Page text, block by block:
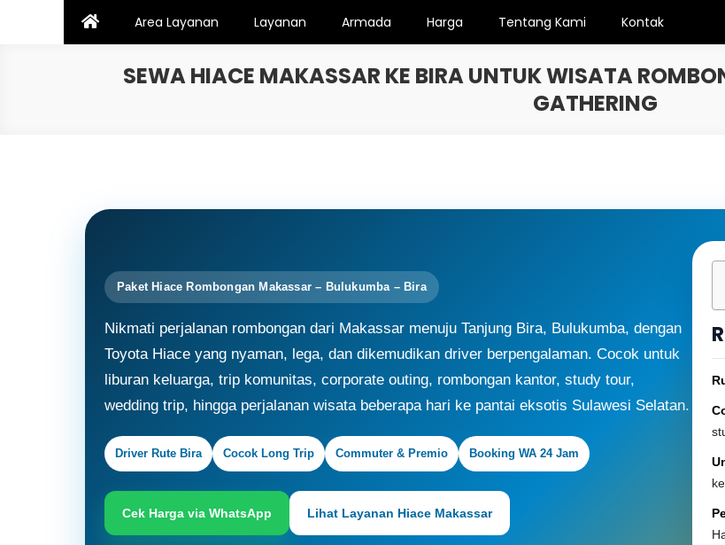
Area Layanan Layanan Armada Harga Tentang Kami Kontak
SEWA HIACE MAKASSAR KE BIRA UNTUK WISATA
GATHERING
Paket Hiace Rombongan Makassar – Bulukumba – Bira
Nikmati perjalanan rombongan dari Makassar menuju Tanjung Bira, Bulukumba, dengan
Toyota Hiace yang nyaman, lega, dan dikemudikan driver berpengalaman. Cocok untuk
liburan keluarga, trip komunitas, corporate outing, rombongan kantor, study tour,
wedding trip, hingga perjalanan wisata beberapa hari ke pantai eksotis Sulawesi Selatan.
Driver Rute Bira Cocok Long Trip Commuter & Premio Booking WA 24 Jam
Cek Harga via WhatsApp Lihat Layanan Hiace Makassar